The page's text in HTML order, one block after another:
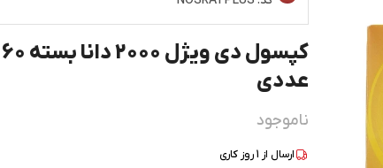
کپسول دی ویژل 2000 دانا بسته 60
عددی
ناموجود
ارسال از 1روز کاری